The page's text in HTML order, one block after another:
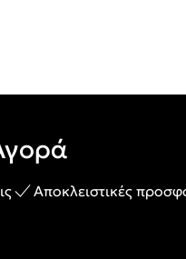
Αποκλειστικές